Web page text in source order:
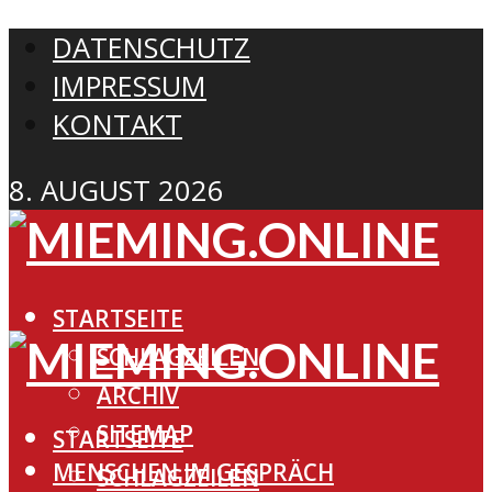
DATENSCHUTZ
IMPRESSUM
KONTAKT
8. AUGUST 2026
STARTSEITE
SCHLAGZEILEN
ARCHIV
SITEMAP
MENSCHEN IM GESPRÄCH
STARTSEITE
SCHLAGZEILEN